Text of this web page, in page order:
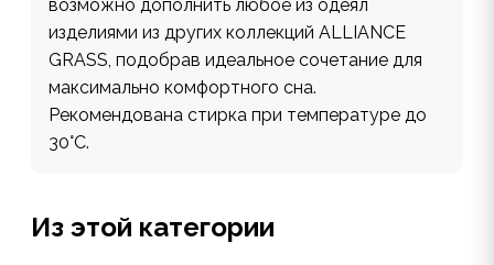
возможно дополнить любое из одеял
изделиями из других коллекций ALLIANCE
GRASS, подобрав идеальное сочетание для
максимально комфортного сна.
Рекомендована стирка при температуре до
30°С.
Из этой категории